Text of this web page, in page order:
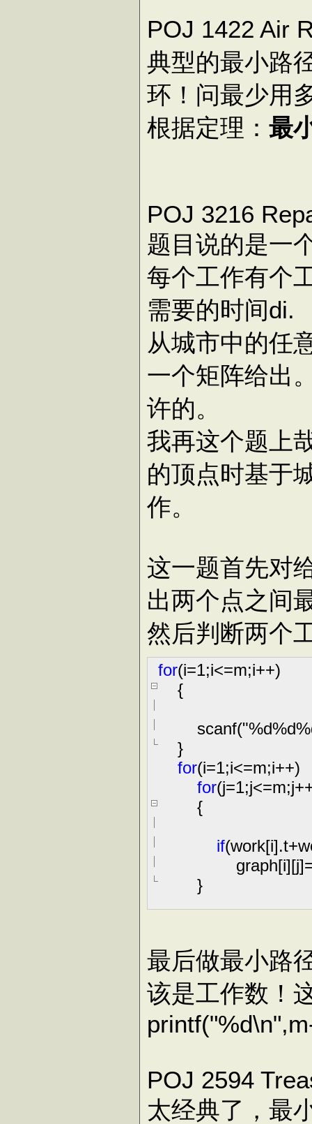
POJ 1422 Air
典型的最小路
环！问最少用
根据定理： 最
POJ 3216
题目说的是一
每个工作有个
需要的时间di.
从城市中的任
一个矩阵给出
许的。
我再这个题上
的顶点时基于
作。
这一题首先对
出两个点之间
然后判断两个
for(i=1;i<=m;i++)
{
scanf("
}
for(i=1;i<=m;i++)
for(j=1;j<=m;j
{
if(work[i].t+
graph[i][j]
}
最后做最小路
该是工作数！
printf("%d\n",m
POJ 2594
太经典了，最